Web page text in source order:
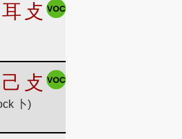
耳 攴
己 攴
卜)